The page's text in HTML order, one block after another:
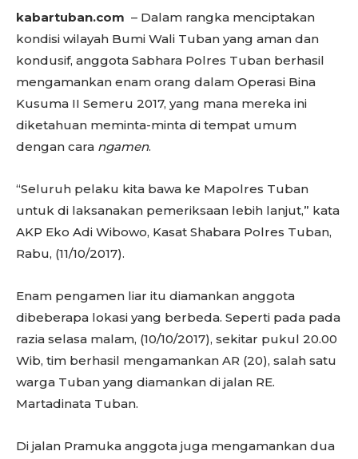
kabartuban.com – Dalam rangka menciptakan
kondisi wilayah Bumi Wali Tuban yang aman dan
kondusif, anggota Sabhara Polres Tuban berhasil
mengamankan enam orang dalam Operasi Bina
Kusuma II Semeru 2017, yang mana mereka ini
diketahuan meminta-minta di tempat umum
dengan cara ngamen.
“Seluruh pelaku kita bawa ke Mapolres Tuban
untuk di laksanakan pemeriksaan lebih lanjut,” kata
AKP Eko Adi Wibowo, Kasat Shabara Polres Tuban,
Rabu, (11/10/2017).
Enam pengamen liar itu diamankan anggota
dibeberapa lokasi yang berbeda. Seperti pada pada
razia selasa malam, (10/10/2017), sekitar pukul 20.00
Wib, tim berhasil mengamankan AR (20), salah satu
warga Tuban yang diamankan di jalan RE.
Martadinata Tuban.
Di jalan Pramuka anggota juga mengamankan dua